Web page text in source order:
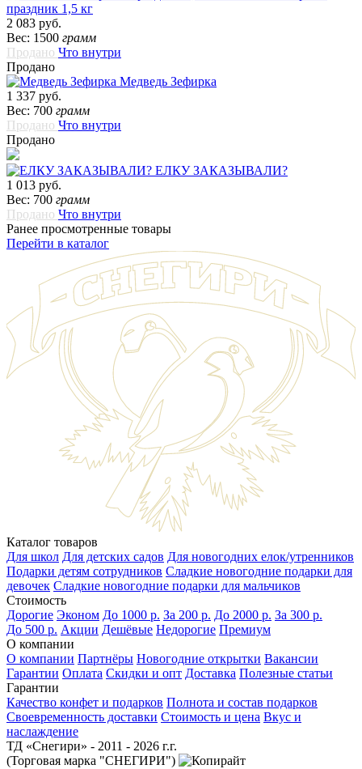
праздник 1,5 кг
2 083 руб.
Вес: 1500 грамм
Продано Что внутри
Продано
Медведь Зефирка
1 337 руб.
Вес: 700 грамм
Продано Что внутри
Продано
ЕЛКУ ЗАКАЗЫВАЛИ?
1 013 руб.
Вес: 700 грамм
Продано Что внутри
Ранее просмотренные товары
Перейти в каталог
Каталог товаров
Для школ Для детских садов Для новогодних елок/утренников
Подарки детям сотрудников Сладкие новогодние подарки для
девочек Сладкие новогодние подарки для мальчиков
Стоимость
Дорогие Эконом До 1000 р. За 200 р. До 2000 р. За 300 р.
До 500 р. Акции Дешёвые Недорогие Премиум
О компании
О компании Партнёры Новогодние открытки Вакансии
Гарантии Оплата Скидки и опт Доставка Полезные статьи
Гарантии
Качество конфет и подарков Полнота и состав подарков
Своевременность доставки Стоимость и цена Вкус и
наслаждение
ТД «Снегири» - 2011 - 2026 г.г.
(Торговая марка "СНЕГИРИ")